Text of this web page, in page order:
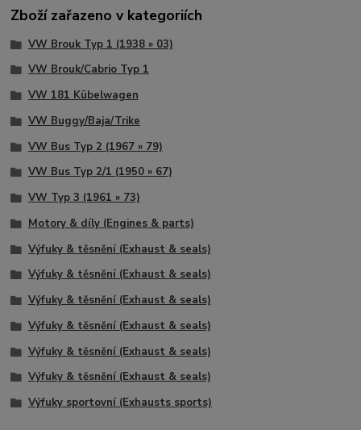
Zboží zařazeno v kategoriích
VW Brouk Typ 1 (1938 » 03)
VW Brouk/Cabrio Typ 1
VW 181 Kübelwagen
VW Buggy/Baja/Trike
VW Bus Typ 2 (1967 » 79)
VW Bus Typ 2/1 (1950 » 67)
VW Typ 3 (1961 » 73)
Motory & díly (Engines & parts)
Výfuky & těsnění (Exhaust & seals)
Výfuky & těsnění (Exhaust & seals)
Výfuky & těsnění (Exhaust & seals)
Výfuky & těsnění (Exhaust & seals)
Výfuky & těsnění (Exhaust & seals)
Výfuky & těsnění (Exhaust & seals)
Výfuky sportovní (Exhausts sports)